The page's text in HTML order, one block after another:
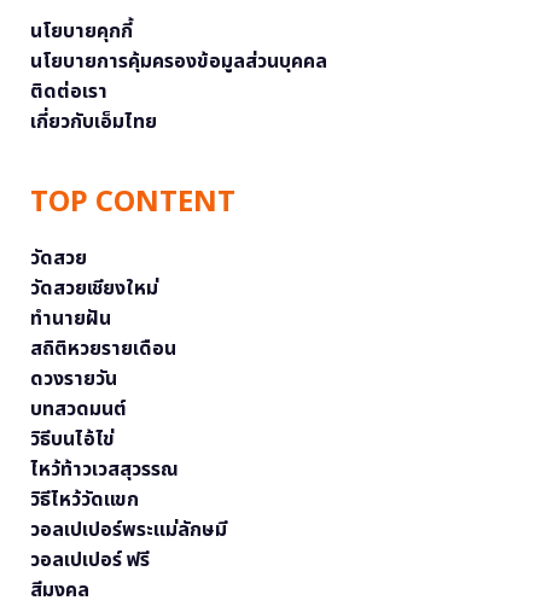
นโยบายคุกกี้
นโยบายการคุ้มครองข้อมูลส่วนบุคคล
ติดต่อเรา
เกี่ยวกับเอ็มไทย
TOP CONTENT
วัดสวย
วัดสวยเชียงใหม่
ทำนายฝัน
สถิติหวยรายเดือน
ดวงรายวัน
บทสวดมนต์
วิธีบนไอ้ไข่
ไหว้ท้าวเวสสุวรรณ
วิธีไหว้วัดแขก
วอลเปเปอร์พระแม่ลักษมี
วอลเปเปอร์ ฟรี
สีมงคล